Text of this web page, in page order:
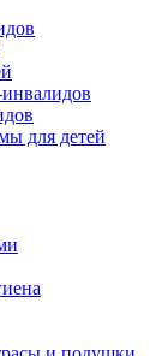
для детей